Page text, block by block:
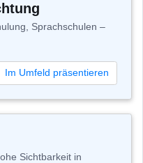
Sprachschulen –
Im Umfeld präsentieren
Sichtbarkeit in